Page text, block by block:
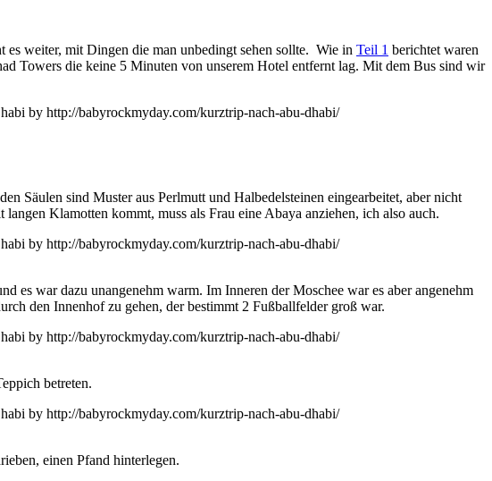
es weiter, mit Dingen die man unbedingt sehen sollte. Wie in Teil 1 berichtet waren
Towers die keine 5 Minuten von unserem Hotel entfernt lag. Mit dem Bus sind wir
Säulen sind Muster aus Perlmutt und Halbedelsteinen eingearbeitet, aber nicht
Klamotten kommt, muss als Frau eine Abaya anziehen, ich also auch.
es war dazu unangenehm warm. Im Inneren der Moschee war es aber angenehm
den Innenhof zu gehen, der bestimmt 2 Fußballfelder groß war.
betreten.
einen Pfand hinterlegen.